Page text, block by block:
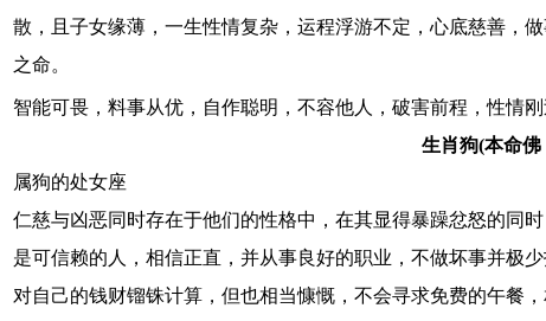
散，且子女缘薄，一生性情复杂，运程浮游不定，心底慈善，
之命。
智能可畏，料事从优，自作聪明，不容他人，破害前程，性情
生肖狗(本命
属狗的处女座
仁慈与凶恶同时存在于他们的性格中，在其显得暴躁忿怒的同
是可信赖的人，相信正直，并从事良好的职业，不做坏事并极
对自己的钱财镏铢计算，但也相当慷慨，不会寻求免费的午餐